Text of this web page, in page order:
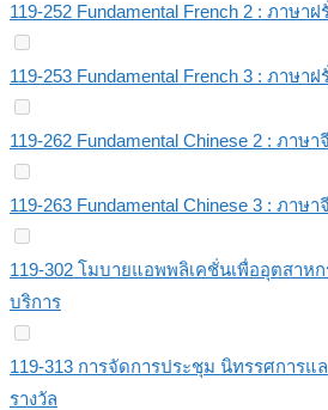
119-252 Fundamental French 2 : ภาษา
119-253 Fundamental French 3 : ภาษา
119-262 Fundamental Chinese 2 : ภาษ
119-263 Fundamental Chinese 3 : ภาษ
119-302 โมบายแอพพลิเคชั่นเพื่ออุตสาห
บริการ
119-313 การจัดการประชุม นิทรรศการแ
รางวัล